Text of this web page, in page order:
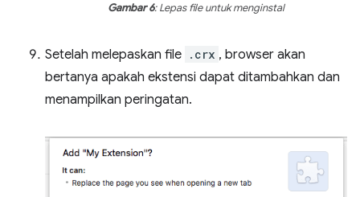
Gambar 6: Lepas file untuk menginstal
Setelah melepaskan file .crx , browser akan
bertanya apakah ekstensi dapat ditambahkan dan
menampilkan peringatan.